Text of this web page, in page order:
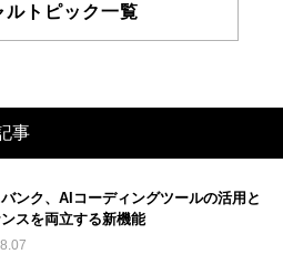
ルトピック一覧
事
ンク、AIコーディングツールの活用と
スを両立する新機能